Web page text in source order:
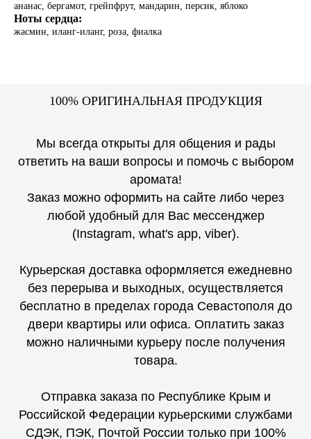
ананас, бергамот, грейпфрут, мандарин, персик, яблоко
Ноты сердца:
жасмин, иланг-иланг, роза, фиалка
100% ОРИГИНАЛЬНАЯ ПРОДУКЦИЯ
Мы всегда открыты для общения и рады
ответить на ваши вопросы и помочь с выбором
аромата!
Заказ можно оформить на сайте либо через
любой удобный для Вас мессенджер
(Instagram, what's app, viber).
Курьерская доставка оформляется ежедневно
без перерыва и выходных, осуществляется
бесплатно в пределах города Севастополя до
двери квартиры или офиса. Оплатить заказ
можно наличными курьеру после получения
товара.
Отправка заказа по Республике Крым и
Российской Федерации курьерскими службами
СДЭК, ПЭК, Почтой России только при 100%